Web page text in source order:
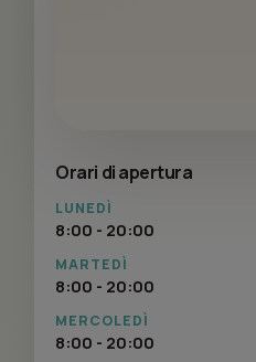
Orari di apertura
LUNEDÌ
8:00 - 20:00
MARTEDÌ
8:00 - 20:00
MERCOLEDÌ
8:00 - 20:00